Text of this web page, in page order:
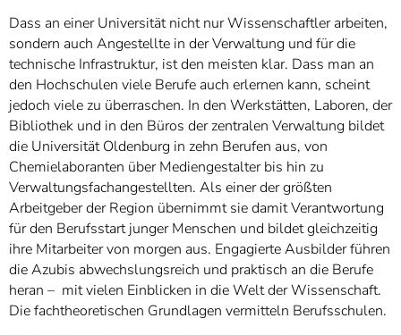
Dass an einer Universität nicht nur Wissenschaftler arbeiten,
sondern auch Angestellte in der Verwaltung und für die
technische Infrastruktur, ist den meisten klar. Dass man an
den Hochschulen viele Berufe auch erlernen kann, scheint
jedoch viele zu überraschen. In den Werkstätten, Laboren, der
Bibliothek und in den Büros der zentralen Verwaltung bildet
die Universität Oldenburg in zehn Berufen aus, von
Chemielaboranten über Mediengestalter bis hin zu
Verwaltungsfachangestellten. Als einer der größten
Arbeitgeber der Region übernimmt sie damit Verantwortung
für den Berufsstart junger Menschen und bildet gleichzeitig
ihre Mitarbeiter von morgen aus. Engagierte Ausbilder führen
die Azubis abwechslungsreich und praktisch an die Berufe
heran – mit vielen Einblicken in die Welt der Wissenschaft.
Die fachtheoretischen Grundlagen vermitteln Berufsschulen.